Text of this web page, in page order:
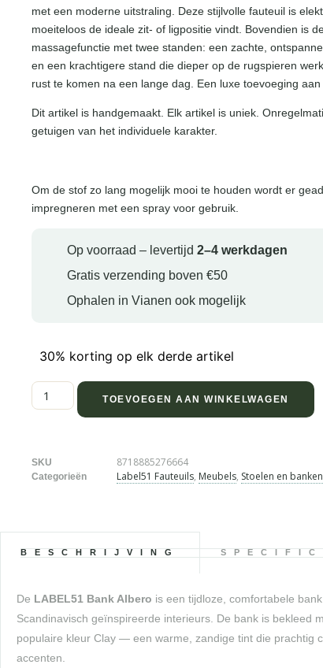
met een moderne uitstraling. Deze stijlvolle fauteuil is
moeiteloos de ideale zit- of ligpositie vindt. Bovendien is
massagefunctie met twee standen: een zachte,
en een krachtigere stand die dieper op de rugspieren
rust te komen na een lange dag. Een luxe toevoeging
Dit artikel is handgemaakt. Elk artikel is uniek.
getuigen van het individuele karakter.
Om de stof zo lang mogelijk mooi te houden wordt er
impregneren met een spray voor gebruik.
Op voorraad – levertijd 2–4 werkdagen
Gratis verzending boven €50
Ophalen in Vianen ook mogelijk
30% korting op elk derde artikel
TOEVOEGEN AAN WINKELWAGEN
SKU 8718885276664
Categorieën Label51 Fauteuils, Meubels, Stoelen en banken
BESCHRIJVING
De LABEL51 Bank Albero is een tijdloze, comfortabele
Scandinavisch geïnspireerde interieurs. De bank is bekleed
populaire kleur Clay — een warme, zandige tint die prachtig
accenten.